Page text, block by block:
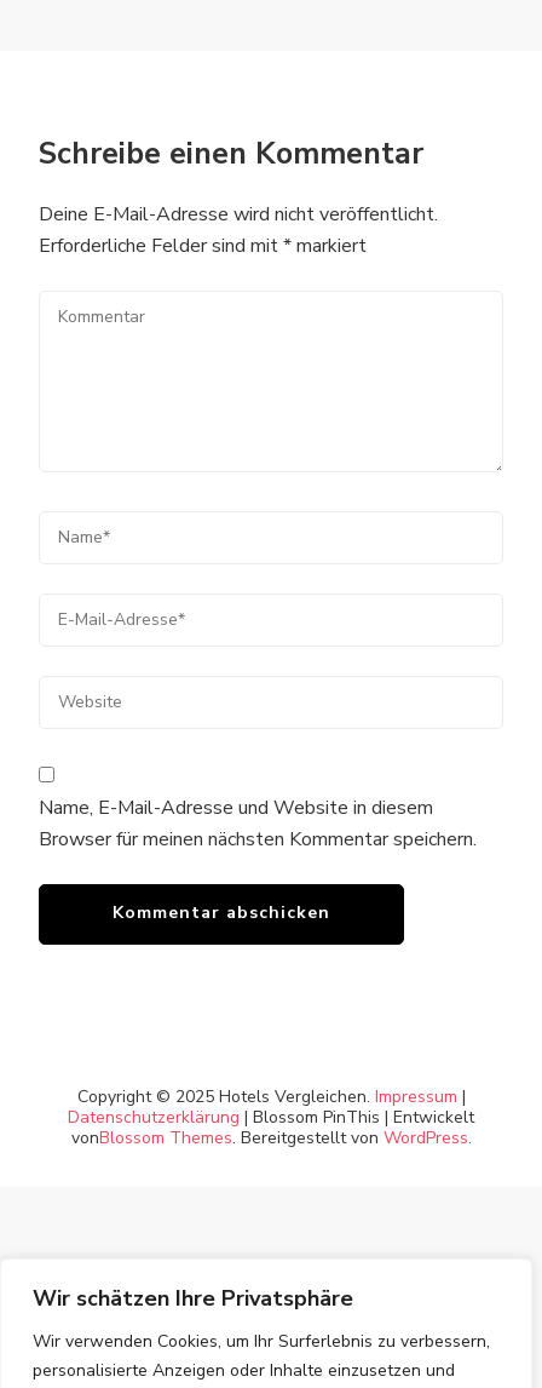
Wir schätzen Ihre Privatsphäre
Wir verwenden Cookies, um Ihr Surferlebnis zu verbessern,
personalisierte Anzeigen oder Inhalte einzusetzen und
Schreibe einen Kommentar
Deine E-Mail-Adresse wird nicht veröffentlicht.
Erforderliche Felder sind mit*markiert
Name, E-Mail-Adresse und Website in diesem
Browser für meinen nächsten Kommentar speichern.
Copyright © 2025 Hotels Vergleichen. Impressum |
Datenschutzerklärung | Blossom PinThis | Entwickelt
vonBlossom Themes. Bereitgestellt von WordPress.